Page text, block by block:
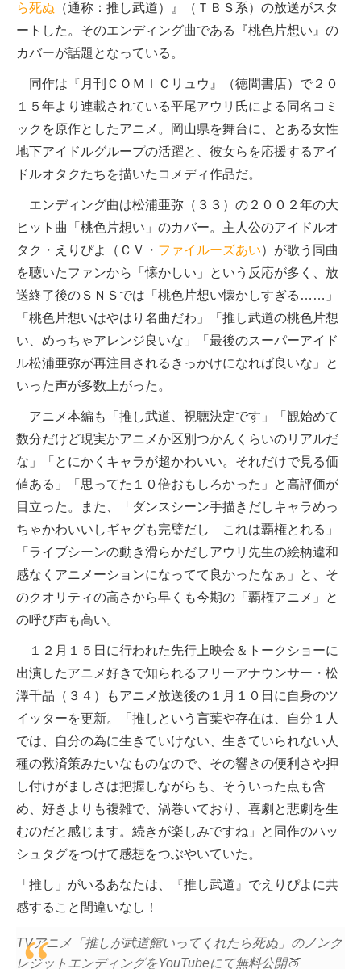
ら死ぬ （通称：推し武道）』（ＴＢＳ系）の放送がスタ
ートした。そのエンディング曲である『桃色片想い』の
カバーが話題となっている。
同作は『月刊ＣＯＭＩＣリュウ』（徳間書店）で２０
１５年より連載されている平尾アウリ氏による同名コミ
ックを原作としたアニメ。岡山県を舞台に、とある女性
地下アイドルグループの活躍と、彼女らを応援するアイ
ドルオタクたちを描いたコメディ作品だ。
エンディング曲は松浦亜弥（３３）の２００２年の大
ヒット曲「桃色片想い」のカバー。主人公のアイドルオ
タク・えりぴよ（ＣＶ・ ファイルーズあい）が歌う同曲
を聴いたファンから「懐かしい」という反応が多く、放
送終了後のＳＮＳでは「桃色片想い懐かしすぎる……」
「桃色片想いはやはり名曲だわ」「推し武道の桃色片想
い、めっちゃアレンジ良いな」「最後のスーパーアイド
ル松浦亜弥が再注目されるきっかけになれば良いな」と
いった声が多数上がった。
アニメ本編も「推し武道、視聴決定です」「観始めて
数分だけど現実かアニメか区別つかんくらいのリアルだ
な」「とにかくキャラが超かわいい。それだけで見る価
値ある」「思ってた１０倍おもしろかった」と高評価が
目立った。また、「ダンスシーン手描きだしキャラめっ
ちゃかわいいしギャグも完璧だし これは覇権とれる」
「ライブシーンの動き滑らかだしアウリ先生の絵柄違和
感なくアニメーションになってて良かったなぁ」と、そ
のクオリティの高さから早くも今期の「覇権アニメ」と
の呼び声も高い。
１２月１５日に行われた先行上映会＆トークショーに
出演したアニメ好きで知られるフリーアナウンサー・松
澤千晶（３４）もアニメ放送後の１月１０日に自身のツ
イッターを更新。「推しという言葉や存在は、自分１人
では、自分の為に生きていけない、生きていられない人
種の救済策みたいなものなので、その響きの便利さや押
し付けがましさは把握しながらも、そういった点も含
め、好きよりも複雑で、渦巻いており、喜劇と悲劇を生
むのだと感じます。続きが楽しみですね」と同作のハッ
シュタグをつけて感想をつぶやいていた。
「推し」がいるあなたは、『推し武道』でえりぴよに共
感すること間違いなし！
TVアニメ「推しが武道館いってくれたら死ぬ」のノンク
レジットエンディングをYouTubeにて無料公開🍑